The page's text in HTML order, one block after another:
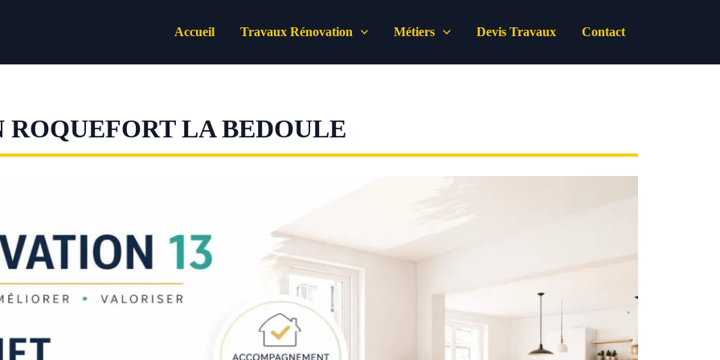
Accueil Travaux Rénovation Métiers Devis Travaux Contact
LA BEDOULE